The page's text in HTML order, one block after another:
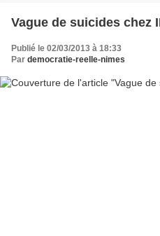
Vague de suicides chez
Publié le 02/03/2013 à 18:33
Par democratie-reelle-nimes